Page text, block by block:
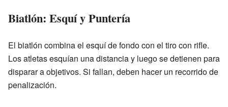
Biatlón: Esquí y Puntería
El biatlón combina el esquí de fondo con el tiro con rifle.
Los atletas esquían una distancia y luego se detienen para
disparar a objetivos. Si fallan, deben hacer un recorrido de
penalización.